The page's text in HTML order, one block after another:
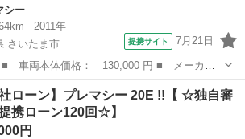
シー
2011年
さいたま市
提携サイト 7月21日
プレマシー ■ グレード名： ２０Ｃ
ーリングセレ オートスライドドア ＥＴ
プレマシー
社ローン】プレマシー 20E !!【 ☆独自審
携ローン120回☆】
円